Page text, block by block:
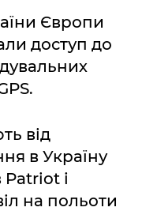
Європи
доступ до
від
в Україну
і
на польоти